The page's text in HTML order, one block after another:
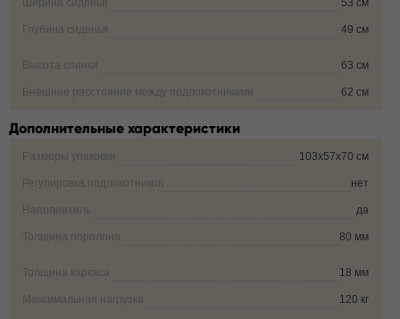
Ширина сиденья 53 см
Глубина сиденья 49 см
Высота спинки 63 см
Внешнее расстояние между подлокотниками 62 см
Дополнительные характеристики
Размеры упаковки 103х57х70 см
Регулировка подлокотников нет
Наполнитель да
Толщина поролона 80 мм
Толщина каркаса 18 мм
Максимальная нагрузка 120 кг